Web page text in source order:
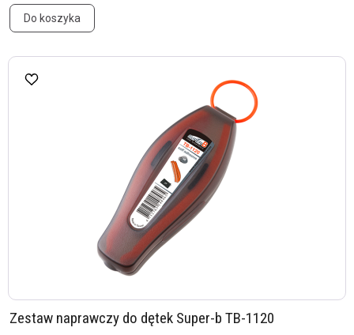
Do koszyka
Zestaw naprawczy do dętek Super-b TB-1120